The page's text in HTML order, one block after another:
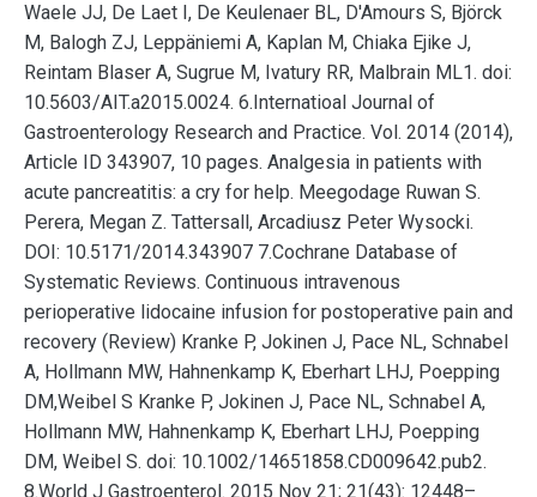
Waele JJ, De Laet I, De Keulenaer BL, D'Amours S, Björck
M, Balogh ZJ, Leppäniemi A, Kaplan M, Chiaka Ejike J,
Reintam Blaser A, Sugrue M, Ivatury RR, Malbrain ML1. doi:
10.5603/AIT.a2015.0024. 6.Internatioal Journal of
Gastroenterology Research and Practice. Vol. 2014 (2014),
Article ID 343907, 10 pages. Analgesia in patients with
acute pancreatitis: a cry for help. Meegodage Ruwan S.
Perera, Megan Z. Tattersall, Arcadiusz Peter Wysocki.
DOI: 10.5171/2014.343907 7.Cochrane Database of
Systematic Reviews. Continuous intravenous
perioperative lidocaine infusion for postoperative pain and
recovery (Review) Kranke P, Jokinen J, Pace NL, Schnabel
A, Hollmann MW, Hahnenkamp K, Eberhart LHJ, Poepping
DM,Weibel S Kranke P, Jokinen J, Pace NL, Schnabel A,
Hollmann MW, Hahnenkamp K, Eberhart LHJ, Poepping
DM, Weibel S. doi: 10.1002/14651858.CD009642.pub2.
8.World J Gastroenterol. 2015 Nov 21; 21(43): 12448–